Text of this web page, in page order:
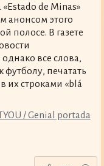
de Minas»
анонсом этого
полосе. В газете
все слова,
футболу, печатать
их строками «blá
/ Genial portada